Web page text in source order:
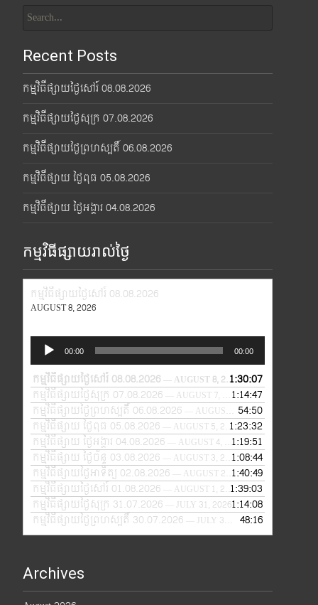
for:
Recent Posts
កម្មវិធីផ្សាយថ្ងៃសៅរ៍ 08.08.2026
កម្មវិធីផ្សាយថ្ងៃសុក្រ 07.08.2026
កម្មវិធីផ្សាយថ្ងៃព្រហស្បតិ៍ 06.08.2026
កម្មវិធីផ្សាយ ថ្ងៃពុធ 05.08.2026
កម្មវិធីផ្សាយ ថ្ងៃអង្គារ 04.08.2026
កម្មវិធីផ្សាយរាល់ថ្ងៃ
កម្មវិធីផ្សាយថ្ងៃសៅរ៍ 08.08.2026
AUGUST 8, 2026
Audio
Player
00:00 00:00
កម្មវិធីផ្សាយថ្ងៃសៅរ៍ 08.08.2026— AUGUST 8, 2026 1:30:07
កម្មវិធីផ្សាយថ្ងៃសុក្រ 07.08.2026
— AUGUST 7, 2026
1:14:47
កម្មវិធីផ្សាយថ្ងៃព្រហស្បតិ៍ 06.08.2026
— AUGUST 6, 2026
54:50
កម្មវិធីផ្សាយ ថ្ងៃពុធ 05.08.2026
— AUGUST 5, 2026 1:23:32
កម្មវិធីផ្សាយ ថ្ងៃអង្គារ 04.08.2026
— AUGUST 4, 2026
1:19:51
កម្មវិធីផ្សាយ ថ្ងៃច័ន្ទ 03.08.2026
— AUGUST 3, 2026 1:08:44
កម្មវិធីផ្សាយថ្ងៃអាទិត្យ 02.08.2026
— AUGUST 2, 2026 1:40:49
កម្មវិធីផ្សាយថ្ងៃសៅរ៍ 01.08.2026
— AUGUST 1, 2026 1:39:03
កម្មវិធីផ្សាយថ្ងៃសុក្រ 31.07.2026
— JULY 31, 20261:14:08
កម្មវិធីផ្សាយថ្ងៃព្រហស្បតិ៍ 30.07.2026
— JULY 30, 2026 48:16
Archives